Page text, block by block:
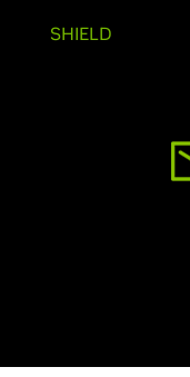
SHIELD